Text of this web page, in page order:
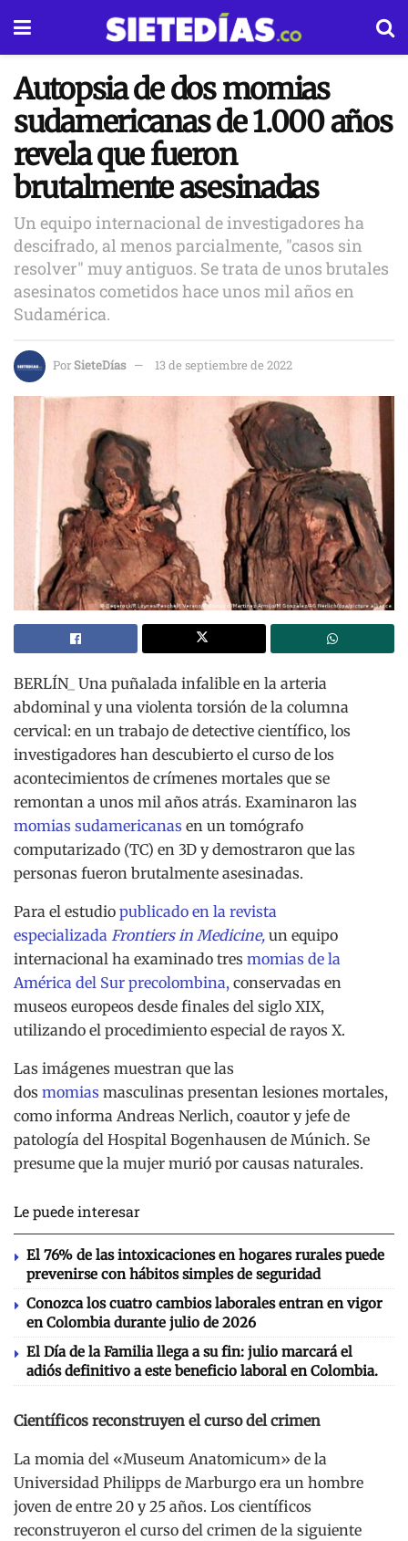
Autopsia de dos momias
sudamericanas de 1.000 años
revela que fueron
brutalmente asesinadas
Un equipo internacional de investigadores ha
descifrado, al menos parcialmente, "casos sin
resolver" muy antiguos. Se trata de unos brutales
asesinatos cometidos hace unos mil años en
Sudamérica.
PorSieteDías 13 de septiembre de 2022
BERLÍN_ Una puñalada infalible en la arteria
abdominal y una violenta torsión de la columna
cervical: en un trabajo de detective científico, los
investigadores han descubierto el curso de los
acontecimientos de crímenes mortales que se
remontan a unos mil años atrás. Examinaron las
momias sudamericanas en un tomógrafo
computarizado (TC) en 3D y demostraron que las
personas fueron brutalmente asesinadas.
Para el estudio publicado en la revista
especializada Frontiers in Medicine, un equipo
internacional ha examinado tres momias de la
América del Sur precolombina, conservadas en
museos europeos desde finales del siglo XIX,
utilizando el procedimiento especial de rayos X.
Las imágenes muestran que las
dos momias masculinas presentan lesiones mortales,
como informa Andreas Nerlich, coautor y jefe de
patología del Hospital Bogenhausen de Múnich. Se
presume que la mujer murió por causas naturales.
Le puede interesar
El 76% de las intoxicaciones en hogares rurales puede
prevenirse con hábitos simples de seguridad
Conozca los cuatro cambios laborales entran en vigor
en Colombia durante julio de 2026
El Día de la Familia llega a su fin: julio marcará el
adiós definitivo a este beneficio laboral en Colombia.
Científicos reconstruyen el curso del crimen
La momia del «Museum Anatomicum» de la
Universidad Philipps de Marburgo era un hombre
joven de entre 20 y 25 años. Los científicos
reconstruyeron el curso del crimen de la siguiente